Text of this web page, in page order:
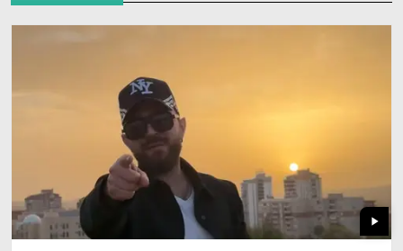
play_arrow